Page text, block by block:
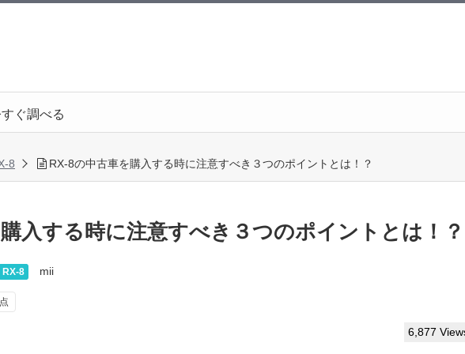
ぐ調べる
8 RX-8の中古車を購入する時に注意すべき３つのポイントとは！？
入する時に注意すべき３つのポイントとは！？
RX-8 mii
6,877